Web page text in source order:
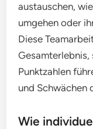
austauschen,
umgehen oder
Diese
Gesamterlebnis,
Punktzahlen
und Schwächen
Wie